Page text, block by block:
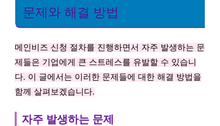
문제와 해결 방법
메인비즈 신청 절차를 진행하면서 자주 발생하는 문
제들은 기업에게 큰 스트레스를 유발할 수 있습니
다. 이 글에서는 이러한 문제들에 대한 해결 방법을
함께 살펴보겠습니다.
자주 발생하는 문제